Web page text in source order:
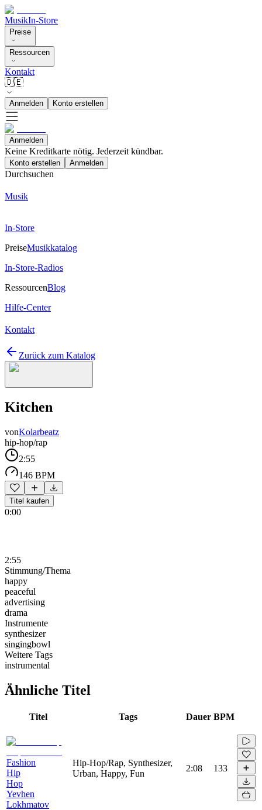
MusikIn-Store
Preise
Ressourcen
Kontakt
🇩🇪
Anmelden Konto erstellen
Anmelden
Keine Kreditkarte nötig. Jederzeit kündbar.
Konto erstellen Anmelden
Durchsuchen
Musik
In-Store
PreiseMusikkatalog
In-Store-Radios
RessourcenBlog
Hilfe-Center
Kontakt
Zurück zum Katalog
Kitchen
vonKolarbeatz
hip-hop/rap
2:55
146 BPM
Titel kaufen
0:00
2:55
Stimmung/Thema
happy
peaceful
advertising
drama
Instrumente
synthesizer
singingbowl
Weitere Tags
instrumental
Ähnliche Titel
Titel Tags Dauer BPM
Fashion
Hip
Hop
Yevhen
Lokhmatov
Hip-Hop/Rap, Synthesizer,
Urban, Happy, Fun
2:08 133